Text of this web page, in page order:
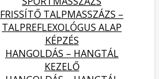
FRISSÍTŐ TALPMASSZÁZS –
TALPREFLEXOLÓGUS ALAP
KÉPZÉS
HANGOLDÁS – HANGTÁL
KEZELŐ